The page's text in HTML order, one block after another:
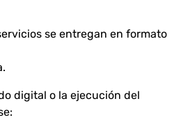
se entregan en formato
digital o la ejecución del